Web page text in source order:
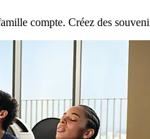
compte. Créez des